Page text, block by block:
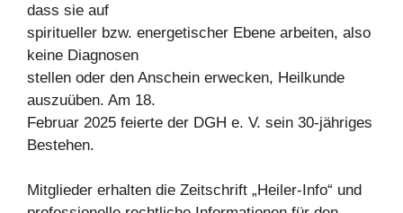
dass sie auf
spiritueller bzw. energetischer Ebene arbeiten, also
keine Diagnosen
stellen oder den Anschein erwecken, Heilkunde
auszuüben. Am 18.
Februar 2025 feierte der DGH e. V. sein 30-jähriges
Bestehen.
Mitglieder erhalten die Zeitschrift „Heiler-Info“ und